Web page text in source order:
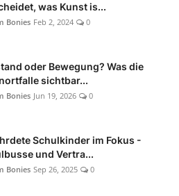
was Kunst is...
Bonies Feb 2, 2024 0
oder Bewegung? Was die
sichtbar...
Bonies Jun 19, 2026 0
Schulkinder im Fokus -
und Vertra...
Bonies Sep 26, 2025 0